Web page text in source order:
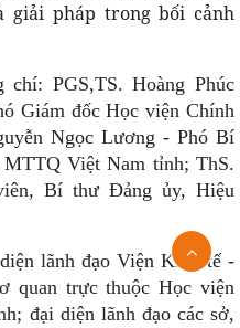
giải pháp trong bối cảnh
PGS,TS. Hoàng Phúc
Giám đốc Học viện Chính
Ngọc Lương - Phó Bí
Việt Nam tỉnh; ThS.
Bí thư Đảng ủy, Hiệu
lãnh đạo Viện Kinh tế -
quan trực thuộc Học viện
đại diện lãnh đạo các sở,